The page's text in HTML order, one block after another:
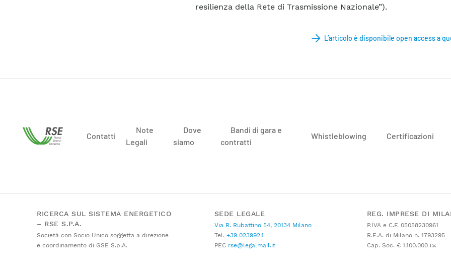
resilienza della Rete di Trasmissione Nazionale”).
L’articolo è disponibile open access a
Contatti
Note
Legali
Dove
siamo
Bandi di gara e
contratti
Whistleblowing Certificazioni
RICERCA SUL SISTEMA ENERGETICO
– RSE S.P.A.
Società con Socio Unico soggetta a direzione
e coordinamento di GSE S.p.A.
SEDE LEGALE
Via R. Rubattino 54, 20134 Milano
Tel.+39 023992.1
PECrse@legalmail.it
REG. IMPRESE DI
P.IVA e C.F. 05058230961
R.E.A. di Milano n. 1793295
Cap. Soc. € 1.100.000 i.v.